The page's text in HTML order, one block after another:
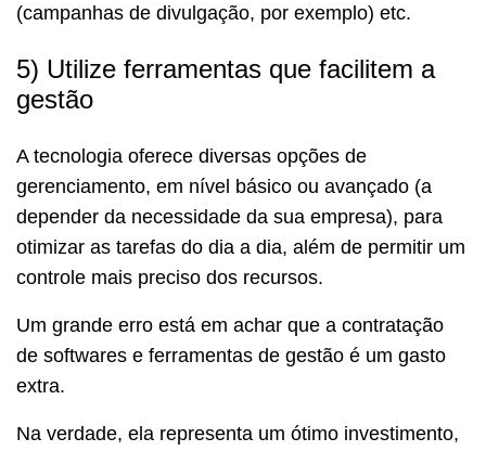
(campanhas de divulgação, por exemplo) etc.
5) Utilize ferramentas que facilitem a
gestão
A tecnologia oferece diversas opções de
gerenciamento, em nível básico ou avançado (a
depender da necessidade da sua empresa), para
otimizar as tarefas do dia a dia, além de permitir um
controle mais preciso dos recursos.
Um grande erro está em achar que a contratação
de softwares e ferramentas de gestão é um gasto
extra.
Na verdade, ela representa um ótimo investimento,